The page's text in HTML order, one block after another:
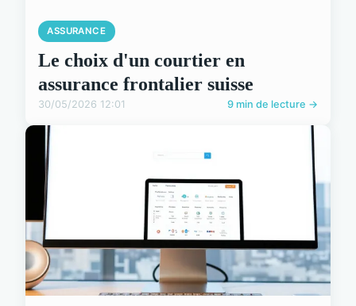
ASSURANCE
Le choix d'un courtier en
assurance frontalier suisse
30/05/2026 12:01 9 min de lecture →